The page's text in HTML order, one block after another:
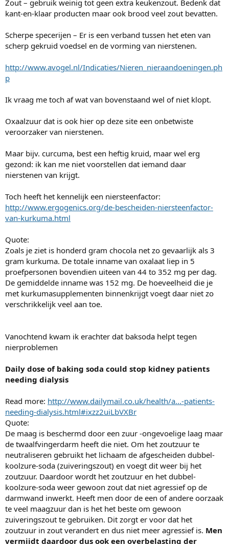
Zout – gebruik weinig tot geen extra keukenzout. Bedenk dat
kant-en-klaar producten maar ook brood veel zout bevatten.
Scherpe specerijen – Er is een verband tussen het eten van
scherp gekruid voedsel en de vorming van nierstenen.
http://www.avogel.nl/Indicaties/Nieren_nieraandoeningen.ph
p
Ik vraag me toch af wat van bovenstaand wel of niet klopt.
Oxaalzuur dat is ook hier op deze site een onbetwiste
veroorzaker van nierstenen.
Maar bijv. curcuma, best een heftig kruid, maar wel erg
gezond: ik kan me niet voorstellen dat iemand daar
nierstenen van krijgt.
Toch heeft het kennelijk een niersteenfactor:
http://www.ergogenics.org/de-bescheiden-niersteenfactor-
van-kurkuma.html
Quote:
Zoals je ziet is honderd gram chocola net zo gevaarlijk als 3
gram kurkuma. De totale inname van oxalaat liep in 5
proefpersonen bovendien uiteen van 44 to 352 mg per dag.
De gemiddelde inname was 152 mg. De hoeveelheid die je
met kurkumasupplementen binnenkrijgt voegt daar niet zo
verschrikkelijk veel aan toe.
Vanochtend kwam ik erachter dat baksoda helpt tegen
nierproblemen
Daily dose of baking soda could stop kidney patients
needing dialysis
Read more: http://www.dailymail.co.uk/health/a...-patients-
needing-dialysis.html#ixzz2uiLbVXBr
Quote:
De maag is beschermd door een zuur -ongevoelige laag maar
de twaalfvingerdarm heeft die niet. Om het zoutzuur te
neutraliseren gebruikt het lichaam de afgescheiden dubbel-
koolzure-soda (zuiveringszout) en voegt dit weer bij het
zoutzuur. Daardoor wordt het zoutzuur en het dubbel-
koolzure-soda weer gewoon zout dat niet agressief op de
darmwand inwerkt. Heeft men door de een of andere oorzaak
te veel maagzuur dan is het het beste om gewoon
zuiveringszout te gebruiken. Dit zorgt er voor dat het
zoutzuur in zout verandert en dus niet meer agressief is. Men
vermijdt daardoor dus ook een overbelasting der